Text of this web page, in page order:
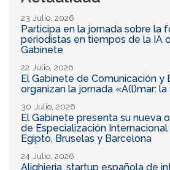
23 Julio, 2026
Participa en la jornada sobre la
periodistas en tiempos de la IA
Gabinete
22 Julio, 2026
El Gabinete de Comunicación y
organizan la jornada «A(l)mar:
30 Julio, 2026
El Gabinete presenta su nueva
de Especialización
Egipto, Bruselas y Barcelona
24 Julio, 2026
Alighieria, startup española de